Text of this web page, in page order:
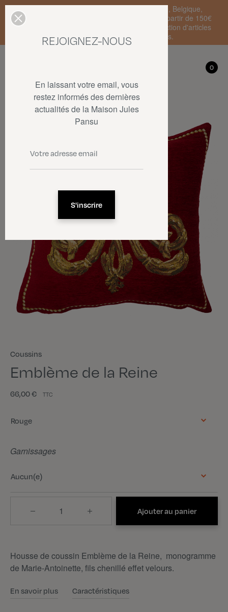
Livraison standard en France Métropolitaine, Belgique,
Luxembourg, Pays-Bas et Allemagne offerte à partir de 150€
d'achat • SOLDES : jusqu'à -50% sur une sélection d'articles
dans la limite des stocks disponibles.
0
Mon compte
0
Coussins
Emblème de la Reine
66,00 € TTC
Rouge
Garnissages
Aucun(e)
Ajouter au panier
Housse de coussin Emblème de la Reine, monogramme
de Marie-Antoinette, fils chenillé effet velours.
En savoir plus Caractéristiques
En laissant votre email, vous
restez informés des dernières
actualités de la Maison Jules
Pansu
REJOIGNEZ-NOUS